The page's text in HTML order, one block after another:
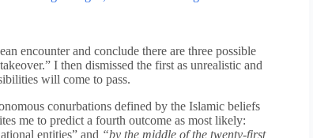
encounter and conclude there are three possible
I then dismissed the first as unrealistic and
will come to pass.
conurbations defined by the Islamic beliefs
me to predict a fourth outcome as most likely:
entities” and “by the middle of the twenty-first